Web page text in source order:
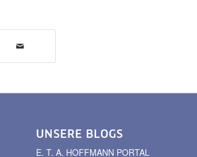
UNSERE BLOGS
E. T. A. HOFFMANN PORTAL